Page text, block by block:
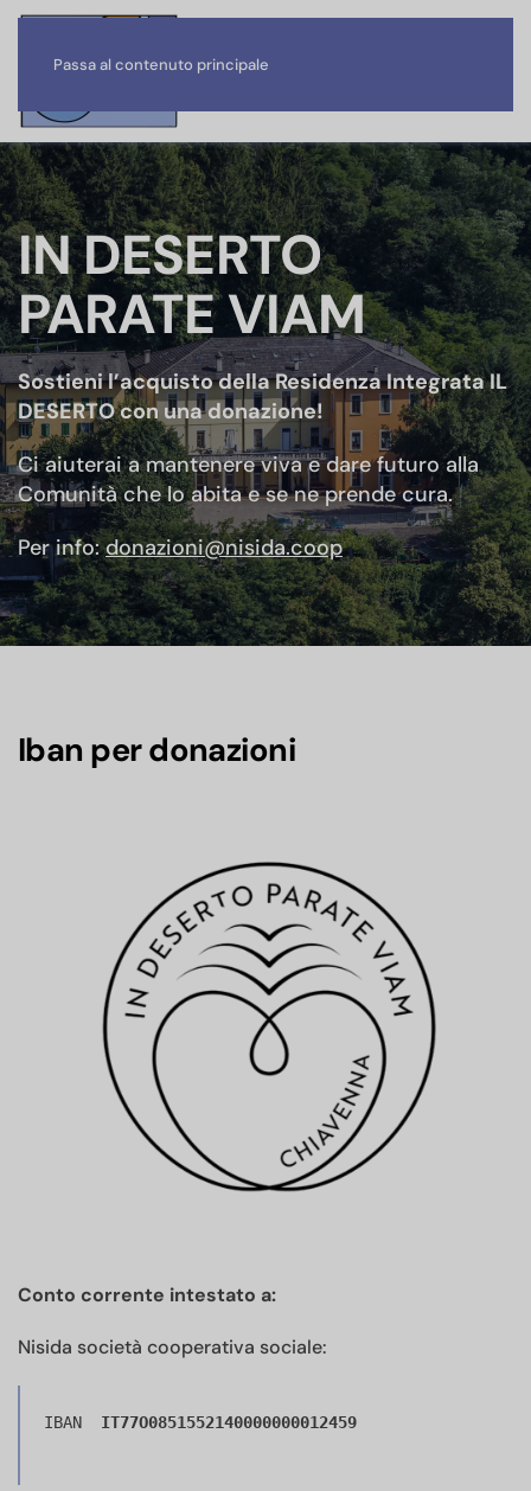
Passa al contenuto principale
IN DESERTO
PARATE VIAM
Sostieni l’acquisto della Residenza Integrata IL
DESERTO con una donazione!
Ci aiuterai a mantenere vivae dare futuroalla
Comunità cheloabita e se ne prende cura.
Per info:donazioni@nisida.coop
Iban per donazioni
Conto corrente intestato a:
Nisida società cooperativa sociale:
IBAN IT77O0851552140000000012459